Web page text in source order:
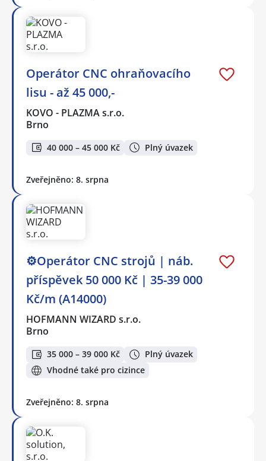
Operátor CNC ohraňovacího
lisu - až 45 000,-
KOVO - PLAZMA s.r.o.
Brno
40 000 – 45 000 Kč Plný úvazek
Zveřejněno: 8. srpna
⚙️Operátor CNC strojů ️| náb.
příspěvek 50 000 Kč | 35-39 000
Kč/m (A14000)
HOFMANN WIZARD s.r.o.
Brno
35 000 – 39 000 Kč
Plný úvazek
Vhodné také pro cizince
Zveřejněno: 8. srpna